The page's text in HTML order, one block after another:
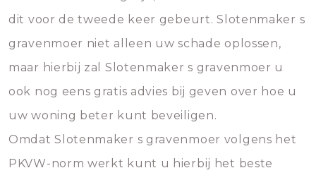
dit voor de tweede keer gebeurt. Slotenmaker s
gravenmoer niet alleen uw schade oplossen,
maar hierbij zal Slotenmaker s gravenmoer u
ook nog eens gratis advies bij geven over hoe u
uw woning beter kunt beveiligen.
Omdat Slotenmaker s gravenmoer volgens het
PKVW-norm werkt kunt u hierbij het beste